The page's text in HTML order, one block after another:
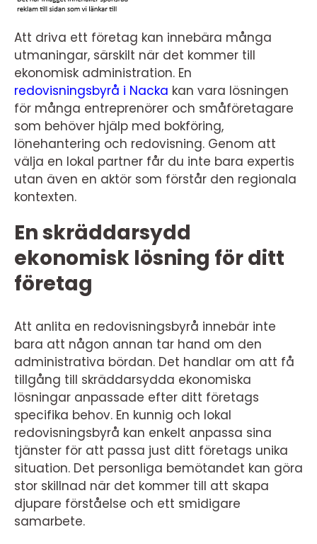
Att driva ett företag kan innebära många
utmaningar, särskilt när det kommer till
ekonomisk administration. En
redovisningsbyrå i Nacka kan vara lösningen
för många entreprenörer och småföretagare
som behöver hjälp med bokföring,
lönehantering och redovisning. Genom att
välja en lokal partner får du inte bara expertis
utan även en aktör som förstår den regionala
kontexten.
En skräddarsydd
ekonomisk lösning för ditt
företag
Att anlita en redovisningsbyrå innebär inte
bara att någon annan tar hand om den
administrativa bördan. Det handlar om att få
tillgång till skräddarsydda ekonomiska
lösningar anpassade efter ditt företags
specifika behov. En kunnig och lokal
redovisningsbyrå kan enkelt anpassa sina
tjänster för att passa just ditt företags unika
situation. Det personliga bemötandet kan göra
stor skillnad när det kommer till att skapa
djupare förståelse och ett smidigare
samarbete.